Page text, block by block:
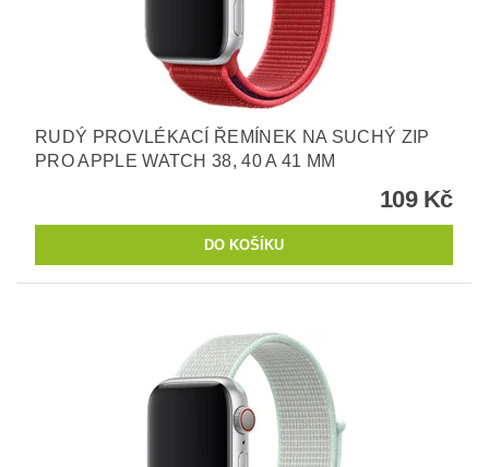
RUDÝ PROVLÉKACÍ ŘEMÍNEK NA SUCHÝ ZIP
PRO APPLE WATCH 38, 40 A 41 MM
109 Kč